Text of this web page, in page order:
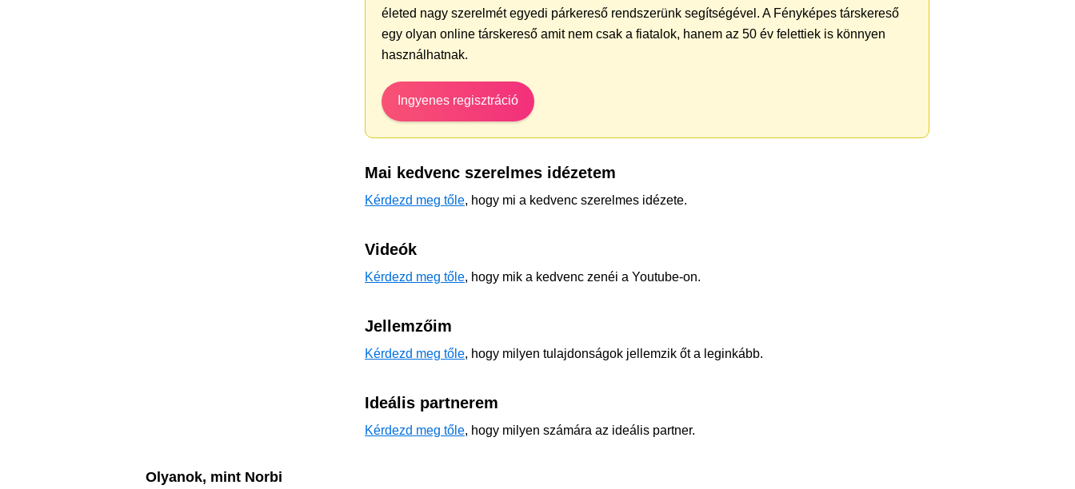
életed nagy szerelmét egyedi párkereső rendszerünk segítségével. A Fényképes társkereső
egy olyan online társkereső amit nem csak a fiatalok, hanem az 50 év felettiek is könnyen
használhatnak.
Ingyenes regisztráció
Mai kedvenc szerelmes idézetem
Kérdezd meg tőle, hogy mi a kedvenc szerelmes idézete.
Videók
Kérdezd meg tőle, hogy mik a kedvenc zenéi a Youtube-on.
Jellemzőim
Kérdezd meg tőle, hogy milyen tulajdonságok jellemzik őt a leginkább.
Ideális partnerem
Kérdezd meg tőle, hogy milyen számára az ideális partner.
Olyanok, mint Norbi